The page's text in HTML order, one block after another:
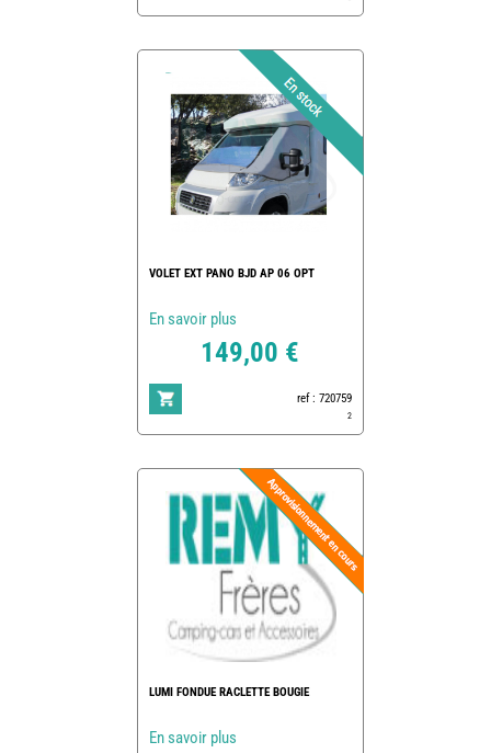
VOLET EXT PANO BJD AP 06 OPT
En savoir plus
149,00 €
ref : 720759
2
LUMI FONDUE RACLETTE BOUGIE
En savoir plus